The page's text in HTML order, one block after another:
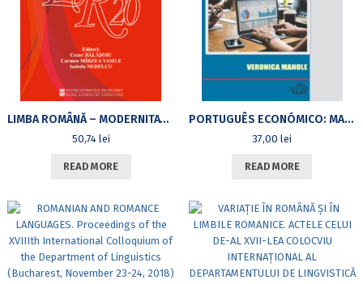
LIMBA ROMÂNĂ – MODERNITATE ȘI CONTINUITATE ÎN CERCETAREA LINGVISTICĂ. ACTELE CELUI DE AL XX-LEA COLOCVIU INTERNAȚIONAL AL DEPARTAMENTULUI DE LINGVISTICĂ (BUCUREȘTI, 20-21 NOIEMBRIE 2020)
50,74 lei
READ MORE
PORTUGUÊS ECONÓMICO: MANUAL PARA ALUNOS DE PLE. NÍVEL C1
37,00lei
READ MORE